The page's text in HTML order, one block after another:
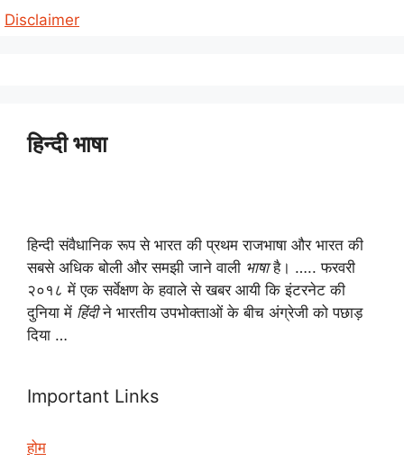
Disclaimer
हिन्दी भाषा
हिन्दी संवैधानिक रूप से भारत की प्रथम राजभाषा और भारत की
सबसे अधिक बोली और समझी जाने वाली भाषाहै। ….. फरवरी
२०१८ में एक सर्वेक्षण के हवाले से खबर आयी कि इंटरनेट की
दुनिया में हिंदीने भारतीय उपभोक्ताओं के बीच अंग्रेजी को पछाड़
दिया …
Important Links
होम